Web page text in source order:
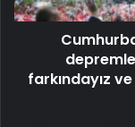
farkındayız